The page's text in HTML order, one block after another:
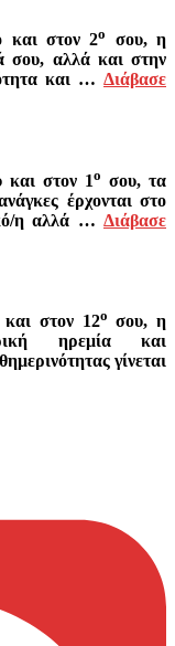
και στον 2ο
σου, η
σου, αλλά και στην
και … Διάβασε
στον 1ο σου, τα
έρχονται στο
η αλλά … Διάβασε
στον 12ο σου, η
ηρεμία και
γίνεται